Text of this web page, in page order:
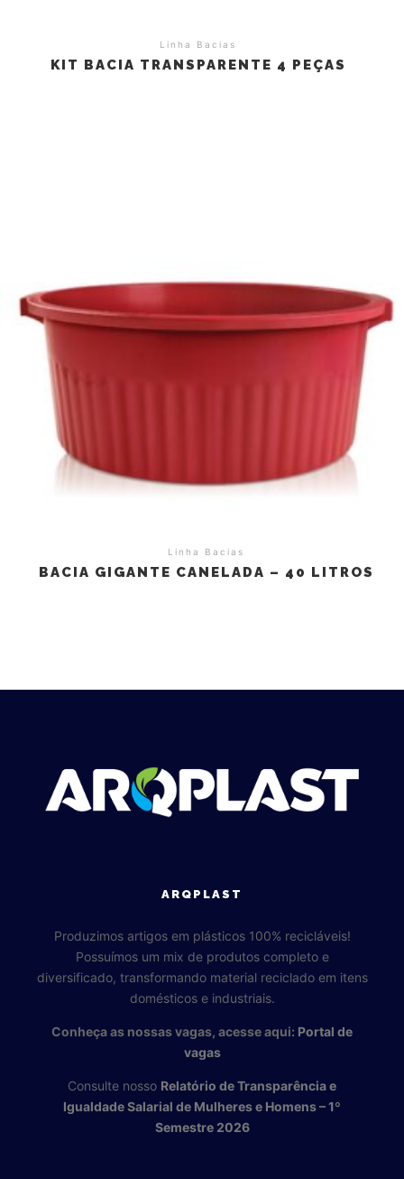
Linha Bacias
KIT BACIA TRANSPARENTE 4 PEÇAS
Linha Bacias
BACIA GIGANTE CANELADA – 40 LITROS
ARQPLAST
Produzimos artigos em plásticos 100% recicláveis!
Possuímos um mix de produtos completo e
diversificado, transformando material reciclado em itens
domésticos e industriais.
Conheça as nossas vagas, acesse aqui: Portal de
vagas
Consulte nosso Relatório de Transparência e
Igualdade Salarial de Mulheres e Homens – 1º
Semestre 2026